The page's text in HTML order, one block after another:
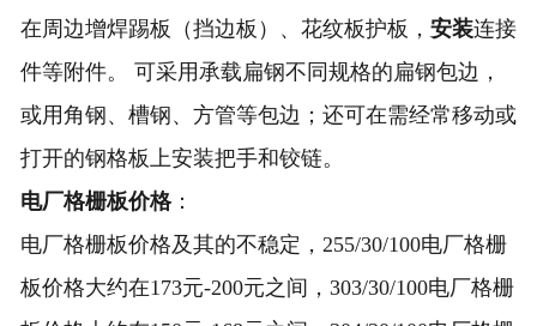
在周边增焊踢板（挡边板）、花纹板护板， 安装连接
件等附件。 可采用承载扁钢不同规格的扁钢包边，
或用角钢、槽钢、方管等包边；还可在需经常移动或
打开的钢格板上安装把手和铰链。
电厂格栅板价格：
电厂格栅板价格及其的不稳定，255/30/100电厂格栅
板价格大约在173元-200元之间，303/30/100电厂格栅